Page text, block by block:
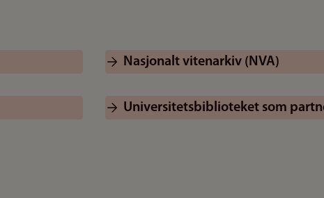
Nasjonalt vitenarkiv (NVA)
Universitetsbiblioteket som